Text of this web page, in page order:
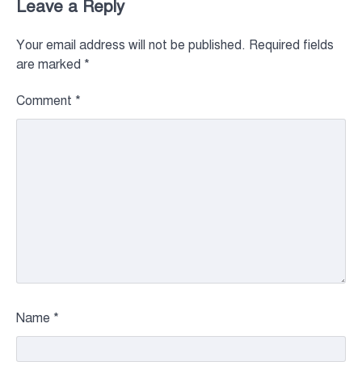
Leave a Reply
Your email address will not be published. Required fields
are marked *
Comment *
Name *